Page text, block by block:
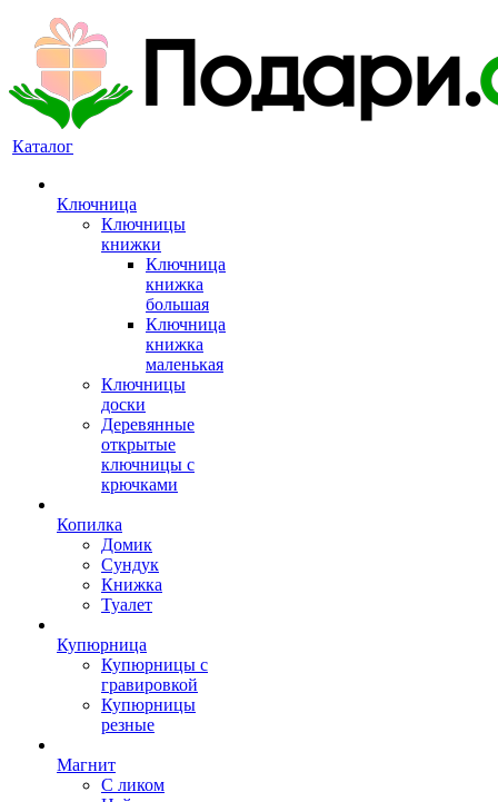
Каталог
Ключница
Ключницы
книжки
Ключница
книжка
большая
Ключница
книжка
маленькая
Ключницы
доски
Деревянные
открытые
ключницы с
крючками
Копилка
Домик
Сундук
Книжка
Туалет
Купюрница
Купюрницы с
гравировкой
Купюрницы
резные
Магнит
С ликом